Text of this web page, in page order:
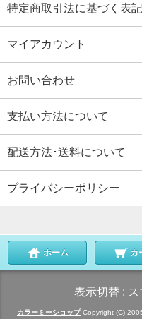
特定商取引法に基づく表
マイアカウント
お問い合わせ
支払い方法について
配送方法･送料について
プライバシーポリシー
ホーム カ
表示切替 :
カラーミーショップCopyright (C)